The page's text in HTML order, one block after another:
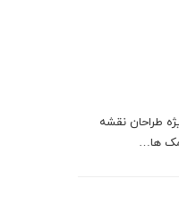
طراحان نقشه
ها…